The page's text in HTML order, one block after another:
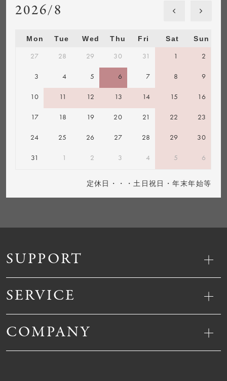
SUPPORT
SERVICE
COMPANY
2026/8
Mon Tue Wed Thu Fri Sat Sun
27 28 29 30 31 1 2
3 4 5 6 7 8 9
10 11 12 13 14 15 16
17 18 19 20 21 22 23
24 25 26 27 28 29 30
31 1 2 3 4 5 6
定休日・・・土日祝日・年末年始等